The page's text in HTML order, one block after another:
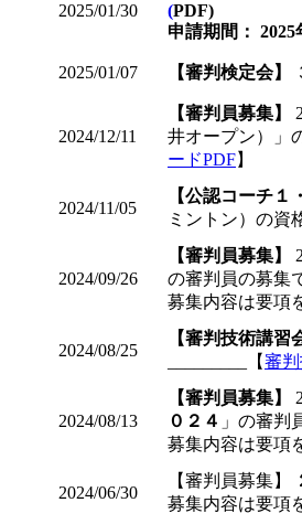
2025/01/30
(PDF)
申請期間： 2025
2025/01/07 【審判検定会】
2024/12/11
【審判員募集】
井オープン）」
ードPDF】
2024/11/05
【公認コーチ１
ミントン）の資
2024/09/26
【審判員募集】
の審判員の募集
募集内容は要項
2024/08/25
【審判技術講習
【審
2024/08/13
【審判員募集】
０２４ 」の審判
募集内容は要項
2024/06/30
【審判員募集】
募集内容は要項